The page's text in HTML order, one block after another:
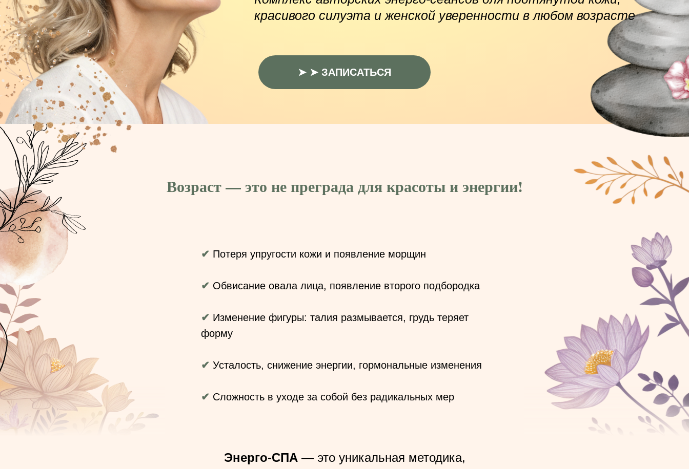
➤ ➤ ЗАПИСАТЬСЯ
красивого силуэта и женской уверенности в любом возрасте
Возраст — это не преграда для красоты и энергии!
✔ Потеря упругости кожи и появление морщин
✔ Обвисание овала лица, появление второго подбородка
✔ Изменение фигуры: талия размывается, грудь теряет
форму
✔ Усталость, снижение энергии, гормональные изменения
✔ Сложность в уходе за собой без радикальных мер
Энерго-СПА — это уникальная методика,